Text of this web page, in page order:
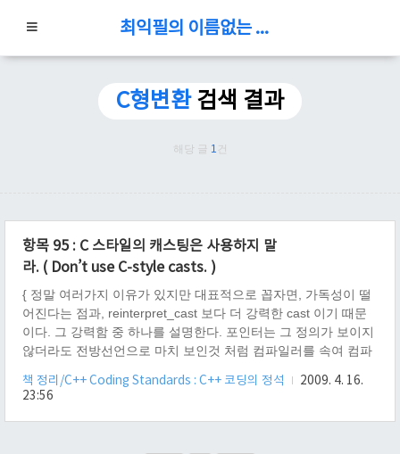
최익필의 이름없는 블로그
C형변환 검색 결과
해당 글 1 건
항목 95 : C 스타일의 캐스팅은 사용하지 말
라. ( Don’t use C-style casts. )
{ 정말 여러가지 이유가 있지만 대표적으로 꼽자면, 가독성이 떨
어진다는 점과, reinterpret_cast 보다 더 강력한 cast 이기 때문
이다. 그 강력함 중 하나를 설명한다. 포인터는 그 정의가 보이지
않더라도 전방선언으로 마치 보인것 처럼 컴파일러를 속여 컴파
가 보이지 않는데도 형 변환이 가능하게 된다. 이때 해당 정의가
일을 할지 모르는 포인터가 만들어 지게 된다. 그런데 VC 2008
책 정리/C++ Coding Standards : C++ 코딩의 정석
2009. 4. 16.
23:56